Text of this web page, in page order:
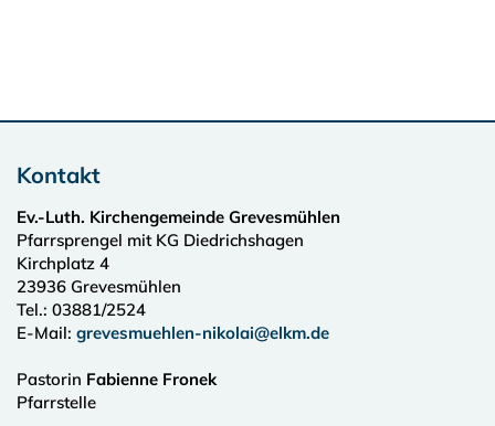
Kontakt
Ev.-Luth. Kirchengemeinde Grevesmühlen
Pfarrsprengel mit KG Diedrichshagen
Kirchplatz 4
23936 Grevesmühlen
Tel.: 03881/2524
E-Mail: grevesmuehlen-nikolai@elkm.de
Pastorin Fabienne Fronek
Pfarrstelle